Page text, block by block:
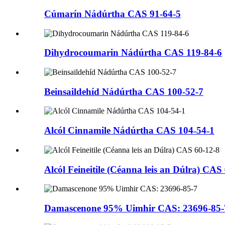
Cúmarín Nádúrtha CAS 91-64-5
Dihydrocoumarin Nádúrtha CAS 119-84-6
Beinsaildehíd Nádúrtha CAS 100-52-7
Alcól Cinnamile Nádúrtha CAS 104˗54˗1
Alcól Feineitile (Céanna leis an Dúlra) CAS
Damascenone 95% Uimhir CAS: 23696-